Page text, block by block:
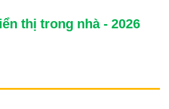
thị trong nhà - 2026